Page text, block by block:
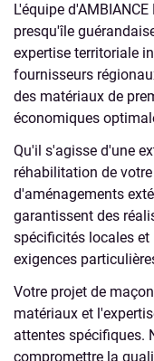
L'équipe
presqu'île
expertise territoriale
fournisseurs
des matériaux de
économiques
Qu'il s'agisse d'une
réhabilitation de
d'aménagements
garantissent des
spécificités locales
exigences
Votre projet de
matériaux et
attentes spécifiques.
compromettre la